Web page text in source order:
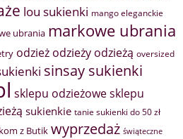
lou sukienki mango eleganckie
ubrania markowe ubrania
odzież odzieży odzieżą oversized
sinsay sukienki
sklepu odzieżowesklepu
sukienkie tanie sukienki do 50 zł
z Butik wyprzedaż świąteczne